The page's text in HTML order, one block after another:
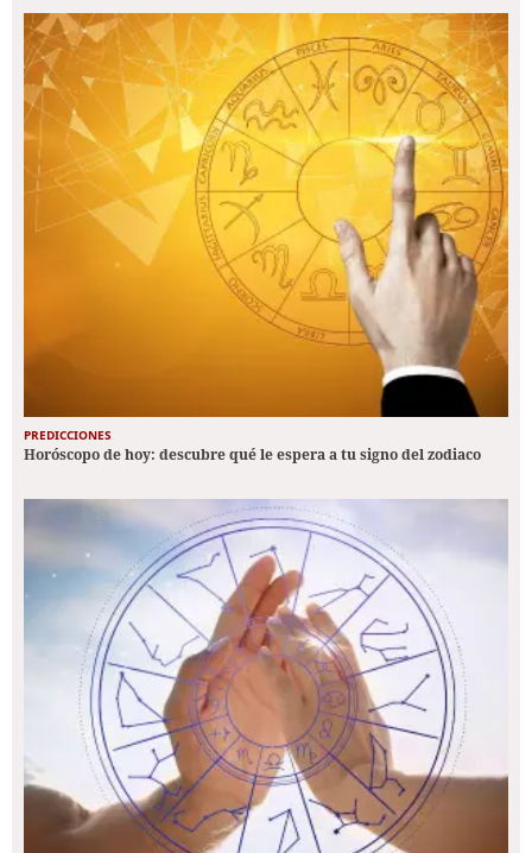
PREDICCIONES
Horóscopo de hoy: descubre qué le espera a tu signo del zodiaco